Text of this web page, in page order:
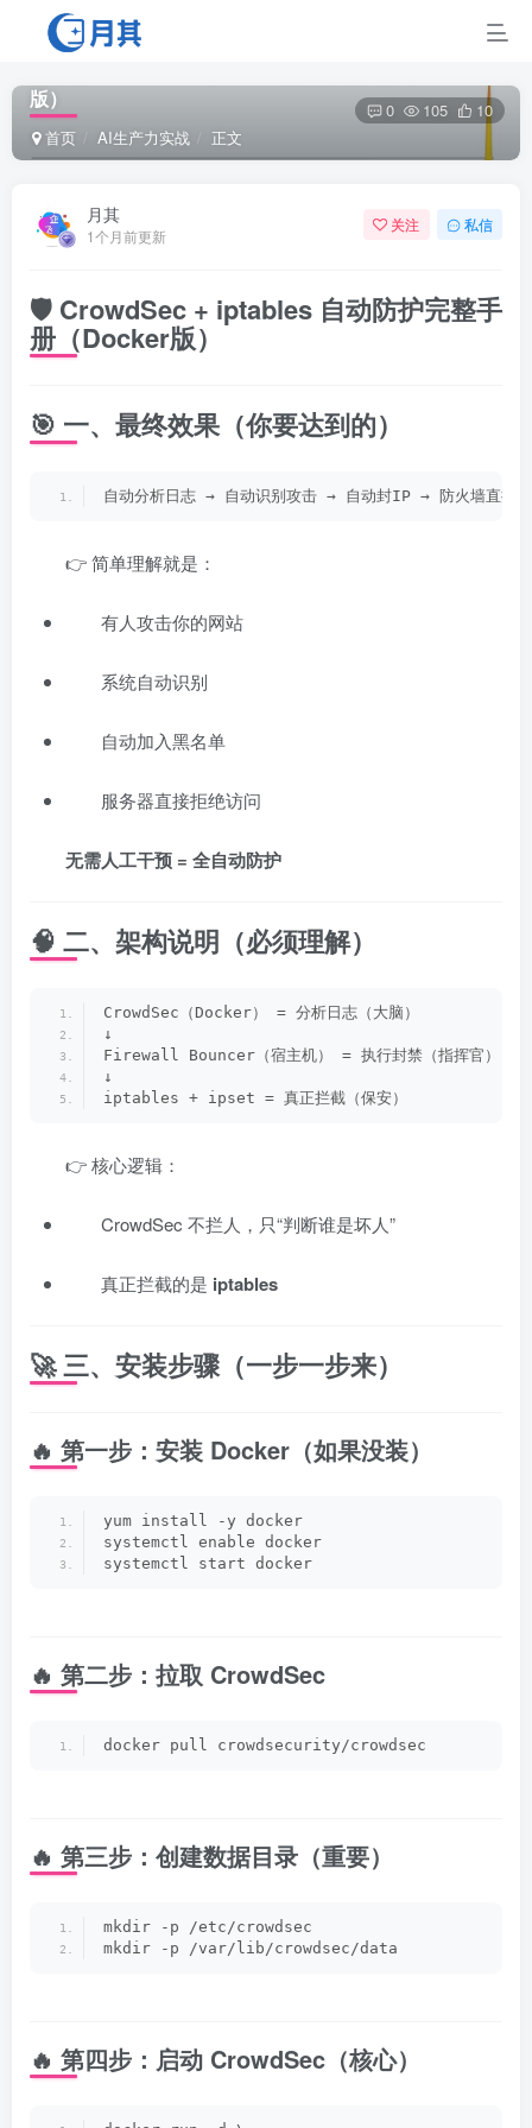
最近网站老是被攻击 自己通过AI搞了一套开源的安全加
版）
首页 AI生产力实战 正文
0 105 10
月其
1个月前更新
关注 私信
🛡️ CrowdSec + iptables 自动防护完整手
册（Docker版）
🎯 一、最终效果（你要达到的）
自动分析日志 → 自动识别攻击 → 自动封IP → 防火墙直接
👉 简单理解就是：
有人攻击你的网站
系统自动识别
自动加入黑名单
服务器直接拒绝访问
无需人工干预 = 全自动防护
🧠 二、架构说明（必须理解）
CrowdSec（Docker） = 分析日志（大脑）
↓
Firewall Bouncer（宿主机） = 执行封禁（指挥官）
↓
iptables + ipset = 真正拦截（保安）
👉 核心逻辑：
CrowdSec 不拦人，只“判断谁是坏人”
真正拦截的是 iptables
🚀 三、安装步骤（一步一步来）
🔥 第一步：安装 Docker（如果没装）
yum install -y docker
systemctl enable docker
systemctl start docker
🔥 第二步：拉取 CrowdSec
docker pull crowdsecurity/crowdsec
🔥 第三步：创建数据目录（重要）
mkdir -p /etc/crowdsec
mkdir -p /var/lib/crowdsec/data
🔥 第四步：启动 CrowdSec（核心）